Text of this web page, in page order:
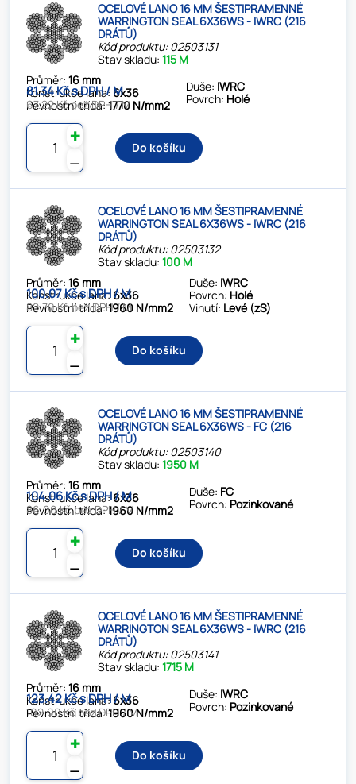
OCELOVÉ LANO 16 MM ŠESTIPRAMENNÉ
WARRINGTON SEAL 6X36WS - IWRC (216
DRÁTŮ)
Kód produktu: 02503131
Stav skladu:115 M
Průměr:16 mm
Konstrukce lana: 6x36
Pevnostní třída:1770 N/mm2
Duše: IWRC
Povrch: Holé
81.34 Kč s DPH / M
67.22 Kč bez DPH / M
⚊
✚
Do košíku
OCELOVÉ LANO 16 MM ŠESTIPRAMENNÉ
WARRINGTON SEAL 6X36WS - IWRC (216
DRÁTŮ)
Kód produktu: 02503132
Stav skladu:100 M
Průměr:16 mm
Konstrukce lana:6x36
Pevnostní třída:1960 N/mm2
Duše: IWRC
Povrch: Holé
Vinutí: Levé (zS)
100.07 Kč s DPH / M
82.70 Kč bez DPH / M
⚊
✚
Do košíku
OCELOVÉ LANO 16 MM ŠESTIPRAMENNÉ
WARRINGTON SEAL 6X36WS - FC (216
DRÁTŮ)
Kód produktu: 02503140
Stav skladu:1950 M
Průměr:16 mm
Konstrukce lana:6x36
Pevnostní třída:1960 N/mm2
Duše: FC
Povrch: Pozinkované
104.06 Kč s DPH / M
86.00 Kč bez DPH / M
⚊
✚
Do košíku
OCELOVÉ LANO 16 MM ŠESTIPRAMENNÉ
WARRINGTON SEAL 6X36WS - IWRC (216
DRÁTŮ)
Kód produktu: 02503141
Stav skladu:1715 M
Průměr:16 mm
Konstrukce lana:6x36
Pevnostní třída:1960 N/mm2
Duše: IWRC
Povrch: Pozinkované
123.42 Kč s DPH / M
102.00 Kč bez DPH / M
⚊
✚
Do košíku